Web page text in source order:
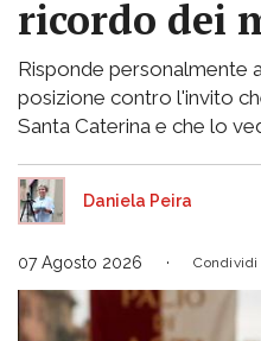
ricordo dei
Risponde personalmente
posizione contro l'invito
Santa Caterina e che lo
Daniela Peira
07 Agosto 2026 Condividi